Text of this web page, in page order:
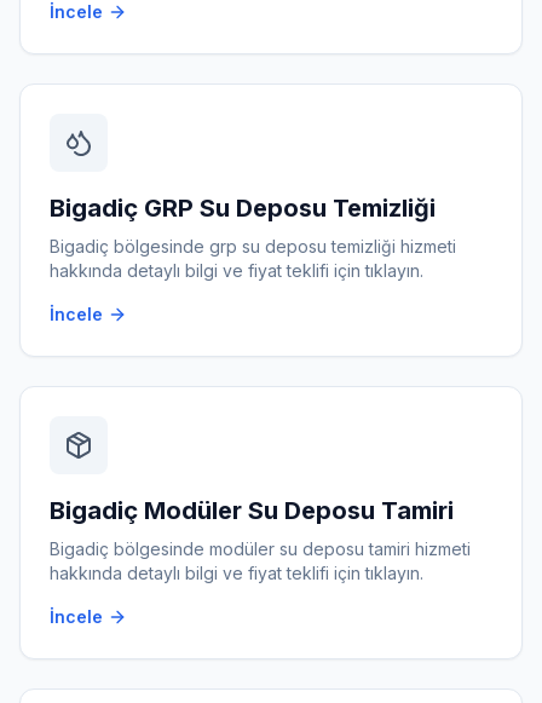
İncele
Bigadiç GRP Su Deposu Temizliği
Bigadiç bölgesinde grp su deposu temizliği hizmeti
hakkında detaylı bilgi ve fiyat teklifi için tıklayın.
İncele
Bigadiç Modüler Su Deposu Tamiri
Bigadiç bölgesinde modüler su deposu tamiri hizmeti
hakkında detaylı bilgi ve fiyat teklifi için tıklayın.
İncele